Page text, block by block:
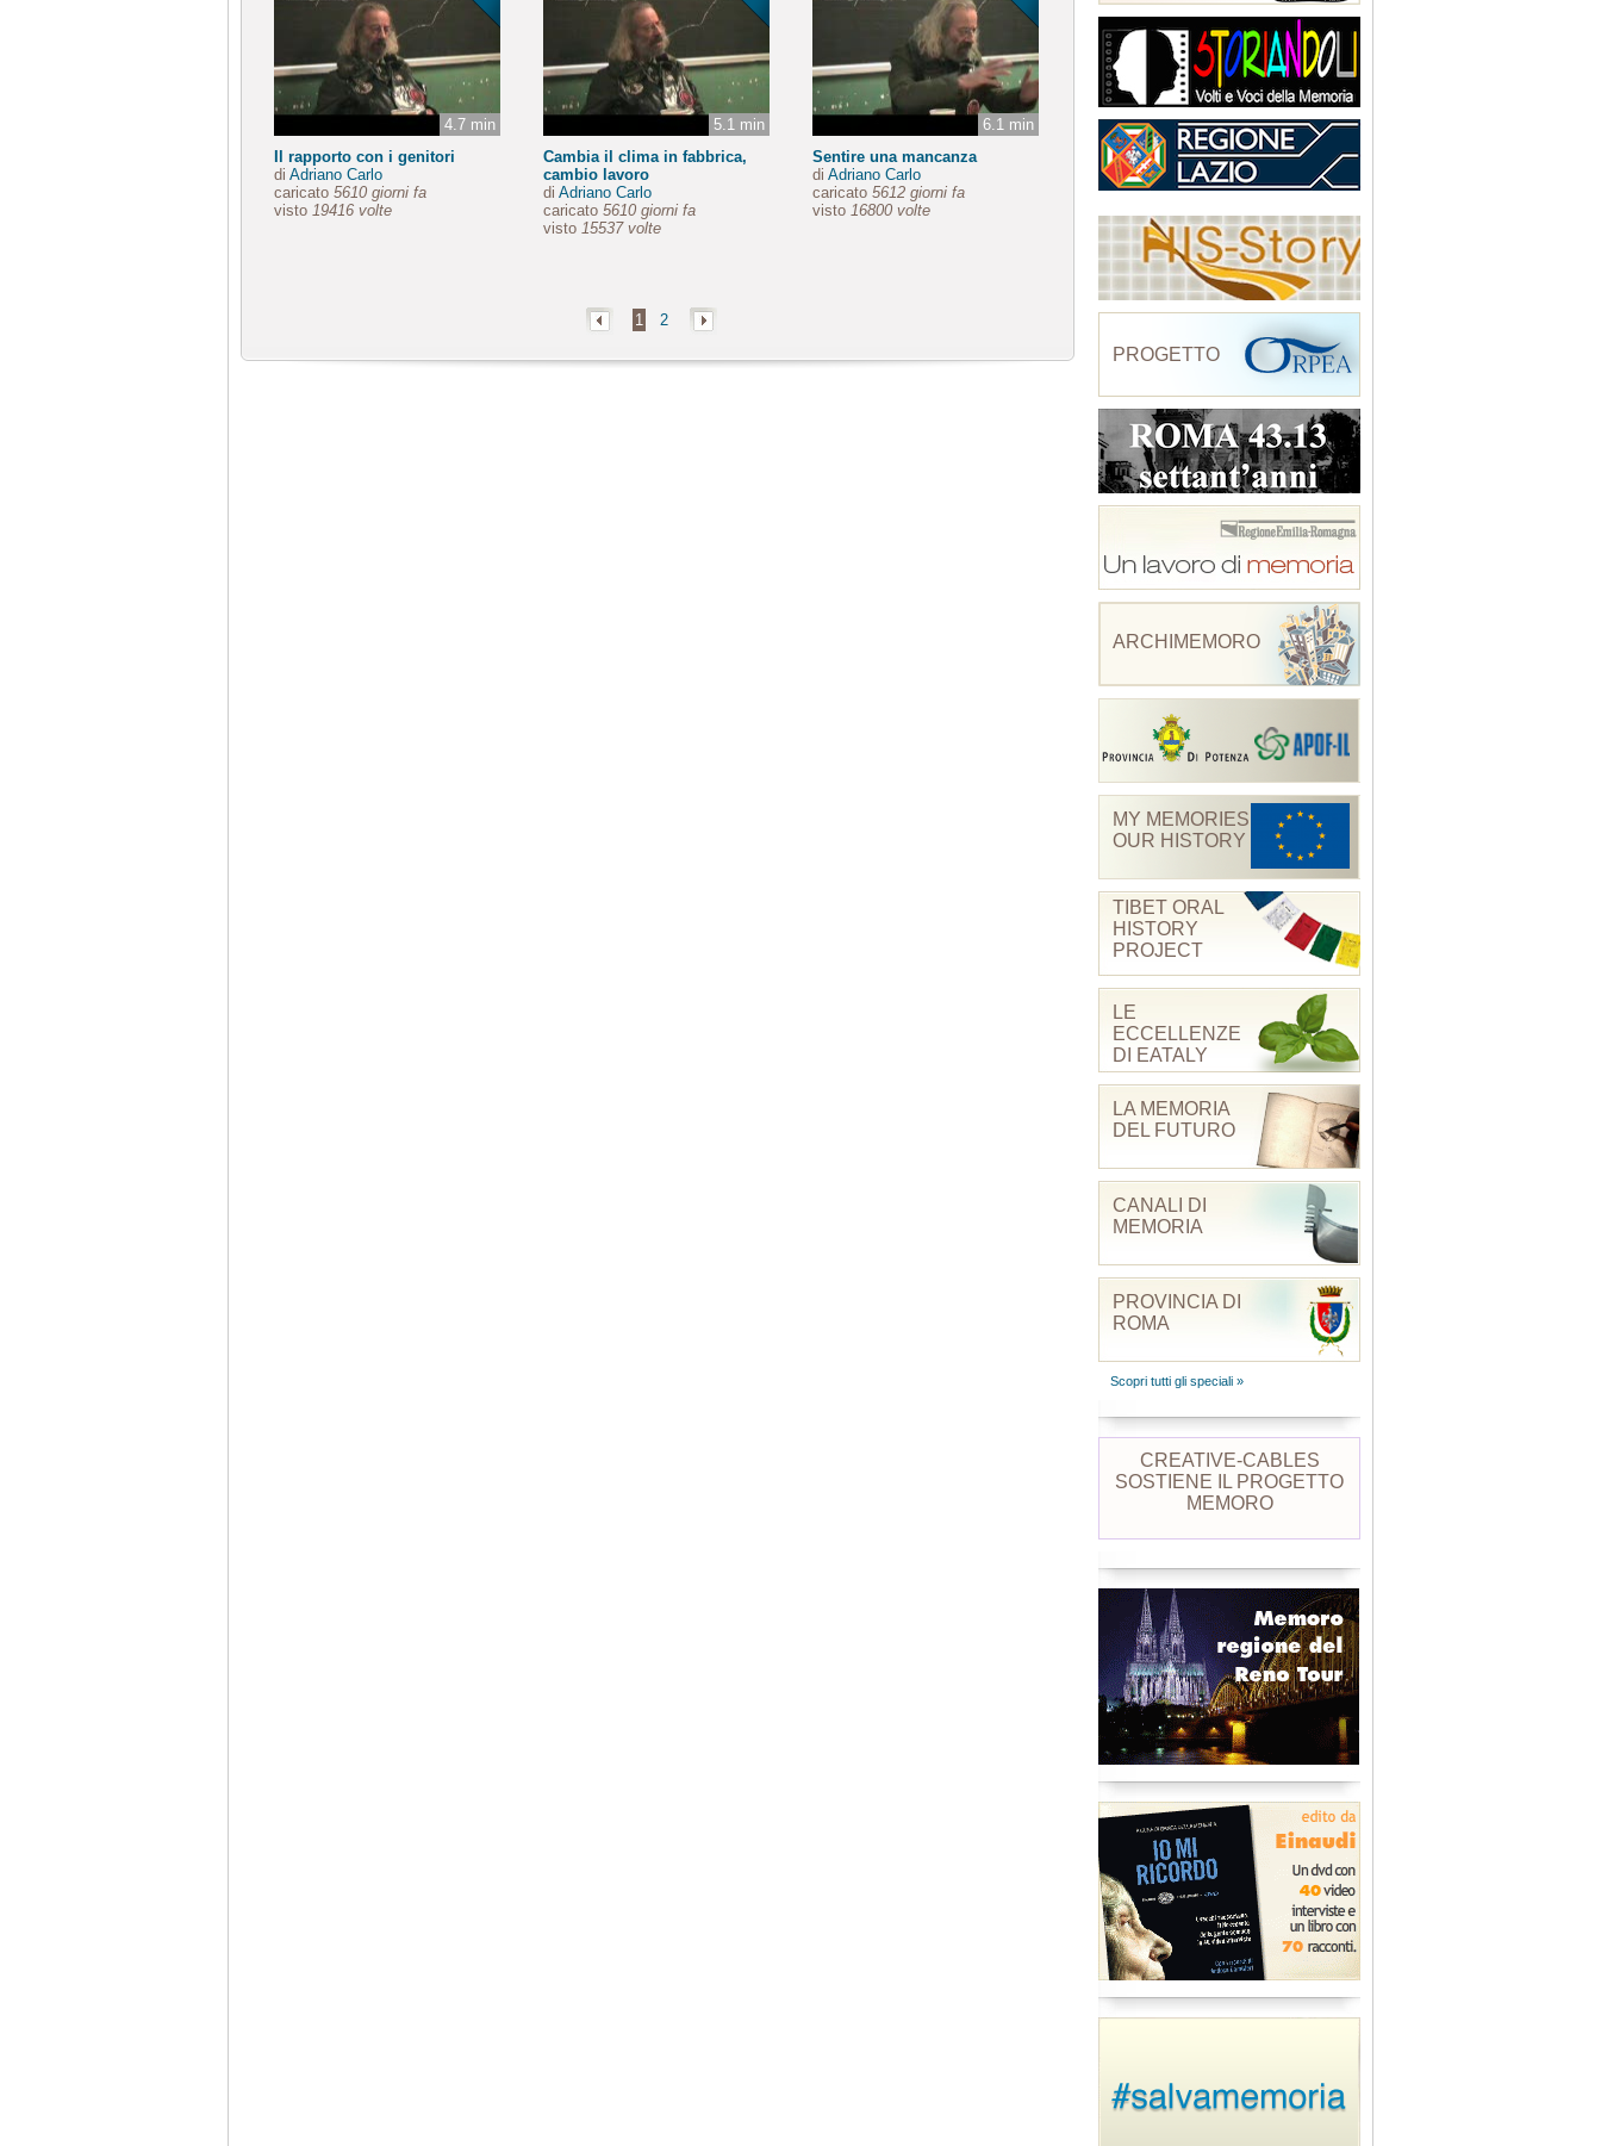
4.7 min
Il rapporto con i genitori
di Adriano Carlo
caricato 5610 giorni fa
visto 19416 volte
5.1 min
Cambia il clima in fabbrica,
cambio lavoro
di Adriano Carlo
caricato 5610 giorni fa
visto 15537 volte
6.1 min
Sentire una mancanza
di Adriano Carlo
caricato 5612 giorni fa
visto 16800 volte
1 2
PROGETTO
ARCHIMEMORO
MY MEMORIES
OUR HISTORY
TIBET ORAL
HISTORY
PROJECT
LE
ECCELLENZE
DI EATALY
LA MEMORIA
DEL FUTURO
CANALI DI
MEMORIA
PROVINCIA DI
ROMA
Scopri tutti gli speciali »
CREATIVE-CABLES
SOSTIENE IL PROGETTO
MEMORO